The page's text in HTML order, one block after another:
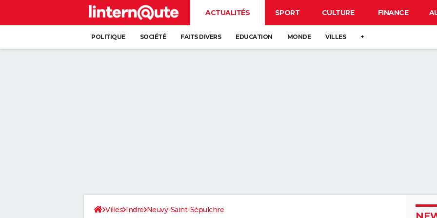
ACTUALITÉS SPORT CULTURE FINANCE
POLITIQUE SOCIÉTÉ FAITS DIVERS EDUCATION MONDE VILLES +
Villes Indre Neuvy-Saint-Sépulchre